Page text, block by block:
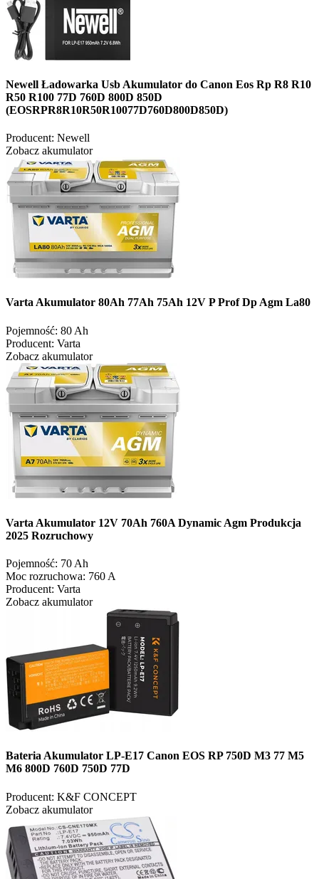
Newell Ładowarka Usb Akumulator do Canon Eos Rp R8 R10
R50 R100 77D 760D 800D 850D
(EOSRPR8R10R50R10077D760D800D850D)
Producent: Newell
Zobacz akumulator
Varta Akumulator 80Ah 77Ah 75Ah 12V P Prof Dp Agm La80
Pojemność: 80 Ah
Producent: Varta
Zobacz akumulator
Varta Akumulator 12V 70Ah 760A Dynamic Agm Produkcja
2025 Rozruchowy
Pojemność: 70 Ah
Moc rozruchowa: 760 A
Producent: Varta
Zobacz akumulator
Bateria Akumulator LP-E17 Canon EOS RP 750D M3 77 M5
M6 800D 760D 750D 77D
Producent: K&F CONCEPT
Zobacz akumulator